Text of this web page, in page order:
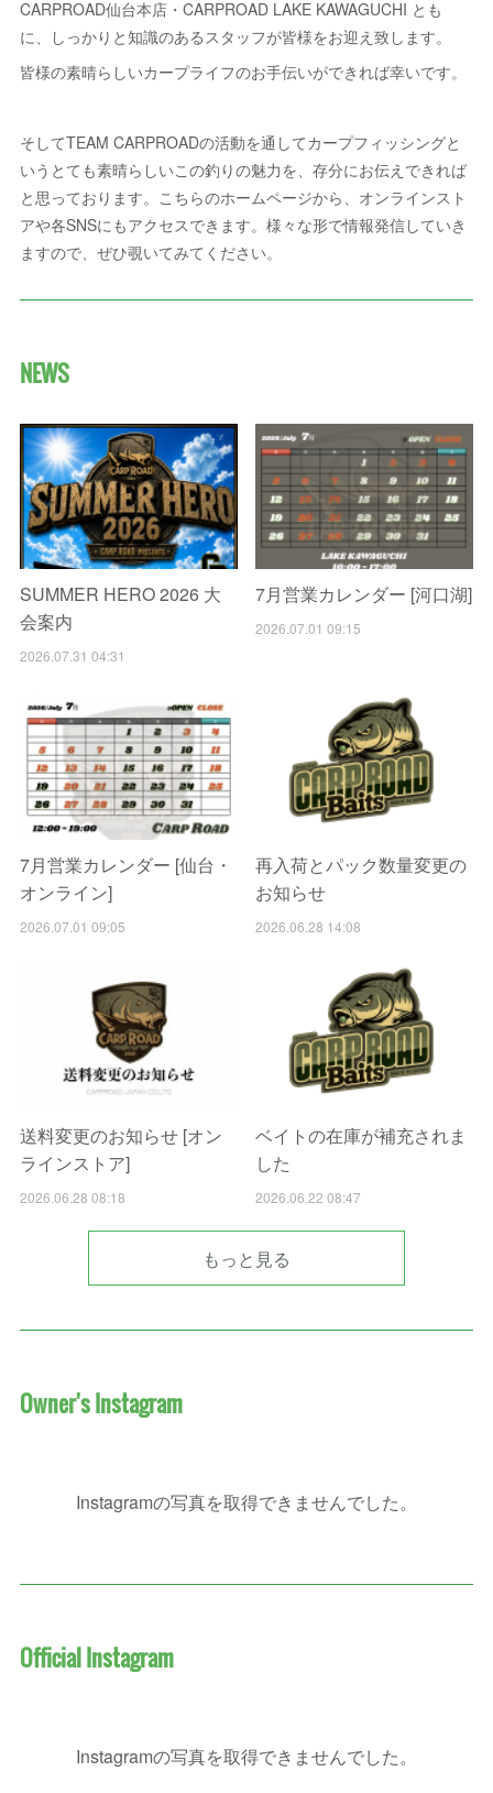
CARPROAD仙台本店・CARPROAD LAKE KAWAGUCHI とも
に、しっかりと知識のあるスタッフが皆様をお迎え致します。
皆様の素晴らしいカープライフのお手伝いができれば幸いです。
そしてTEAM CARPROADの活動を通してカープフィッシングと
いうとても素晴らしいこの釣りの魅力を、存分にお伝えできれば
と思っております。こちらのホームページから、オンラインスト
アや各SNSにもアクセスできます。様々な形で情報発信していき
ますので、ぜひ覗いてみてください。
NEWS
SUMMER HERO 2026 大
会案内
2026.07.31 04:31
7月営業カレンダー [河口湖]
2026.07.01 09:15
7月営業カレンダー [仙台・
オンライン]
2026.07.01 09:05
再入荷とパック数量変更の
お知らせ
2026.06.28 14:08
送料変更のお知らせ [オン
ラインストア]
2026.06.28 08:18
ベイトの在庫が補充されま
した
2026.06.22 08:47
もっと見る
Owner's Instagram
Instagramの写真を取得できませんでした。
Official Instagram
Instagramの写真を取得できませんでした。